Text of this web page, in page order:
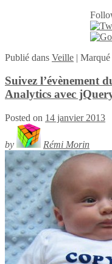
Publié dans Veille | Marqué
Suivez l’évènement
Analytics avec
Posted on 14 janvier 2013
by Rémi Morin